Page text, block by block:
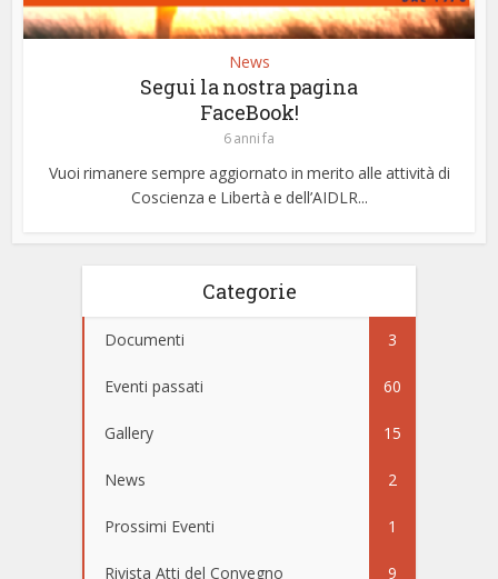
News
Segui la nostra pagina
FaceBook!
6 anni fa
Vuoi rimanere sempre aggiornato in merito alle attività di
Coscienza e Libertà e dell’AIDLR...
Categorie
Documenti 3
Eventi passati 60
Gallery 15
News 2
Prossimi Eventi 1
Rivista Atti del Convegno 9